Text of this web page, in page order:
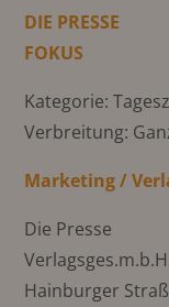
DIE PRESSE
FOKUS
Kategorie:
Verbreitung:
Marketing /
Die Presse
Hainburger